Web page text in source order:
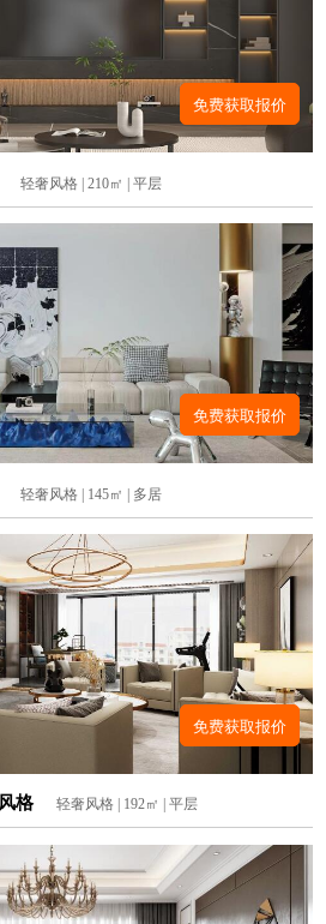
免费获取报价
轻奢风格 | 210㎡ | 平层
免费获取报价
轻奢风格 | 145㎡ | 多居
免费获取报价
格 轻奢风格 | 192㎡ | 平层